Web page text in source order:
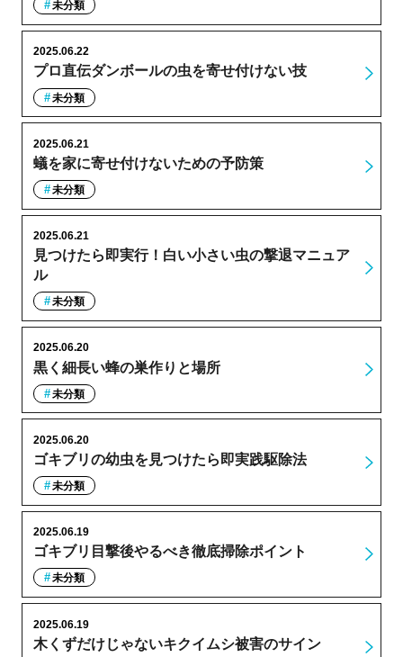
未分類
プロ直伝ダンボールの虫を寄せ付けない技
2025.06.22
未分類
蟻を家に寄せ付けないための予防策
2025.06.21
未分類
見つけたら即実行！白い小さい虫の撃退マニュア
ル
2025.06.21
未分類
黒く細長い蜂の巣作りと場所
2025.06.20
未分類
ゴキブリの幼虫を見つけたら即実践駆除法
2025.06.20
未分類
ゴキブリ目撃後やるべき徹底掃除ポイント
2025.06.19
未分類
木くずだけじゃないキクイムシ被害のサイン
2025.06.19